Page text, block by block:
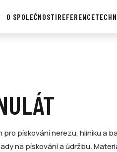
O SPOLEČNOSTIREFERENCE
pískování nerezu, hliníku a
na pískování a údržbu.